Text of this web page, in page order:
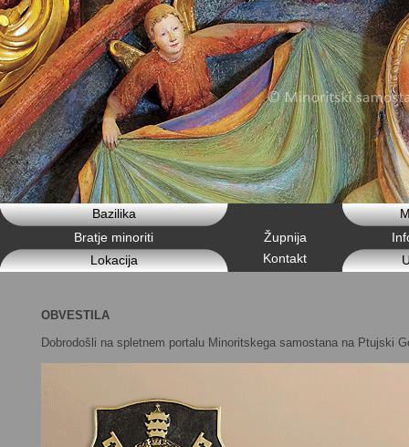
Bazilika
Bratje minoriti
Župnija
Lokacija
Kontakt
OBVESTILA
Dobrodošli na spletnem portalu Minoritskega samostana na Ptujski